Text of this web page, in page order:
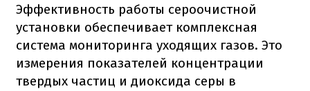
Эффективность работы сероочистной
установки обеспечивает комплексная
система мониторинга уходящих газов. Это
измерения показателей концентрации
твердых частиц и диоксида серы в